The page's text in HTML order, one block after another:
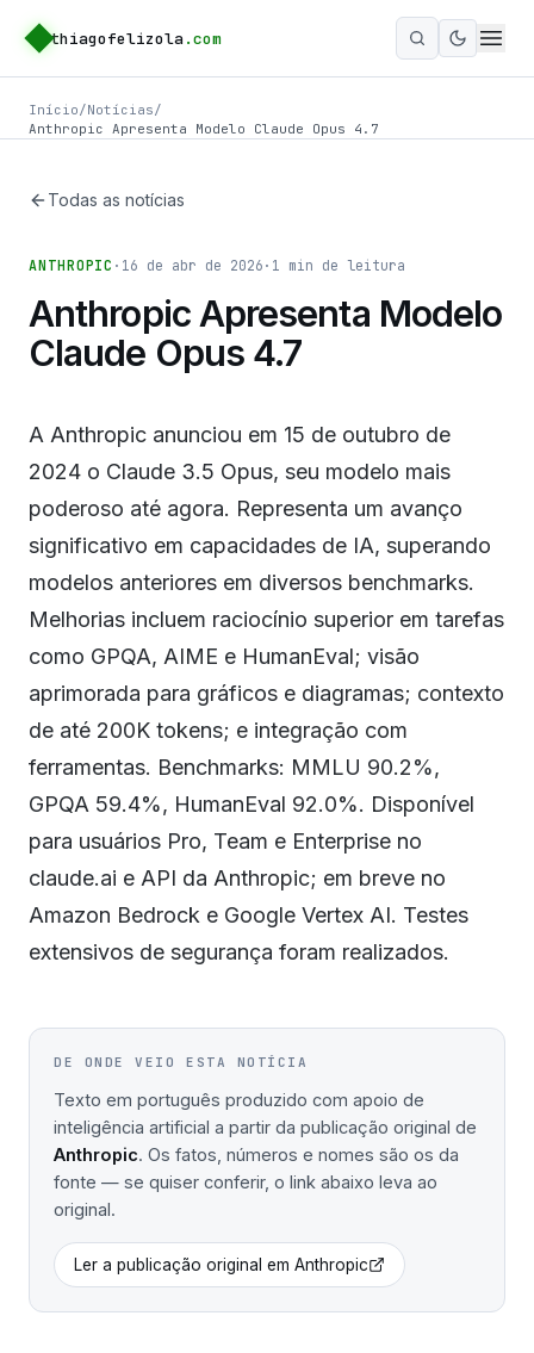
thiagofelizola .com
Ativar
Início/Notícias/
Anthropic Apresenta Modelo Claude Opus 4.7
Todas as notícias
ANTHROPIC · 16 de abr de 2026 · 1 min de leitura
Anthropic Apresenta Modelo
Claude Opus 4.7
A Anthropic anunciou em 15 de outubro de
2024 o Claude 3.5 Opus, seu modelo mais
poderoso até agora. Representa um avanço
significativo em capacidades de IA, superando
modelos anteriores em diversos benchmarks.
Melhorias incluem raciocínio superior em tarefas
como GPQA, AIME e HumanEval; visão
aprimorada para gráficos e diagramas; contexto
de até 200K tokens; e integração com
ferramentas. Benchmarks: MMLU 90.2%,
GPQA 59.4%, HumanEval 92.0%. Disponível
para usuários Pro, Team e Enterprise no
claude.ai e API da Anthropic; em breve no
Amazon Bedrock e Google Vertex AI. Testes
extensivos de segurança foram realizados.
DE ONDE VEIO ESTA NOTÍCIA
Texto em português produzido com apoio de
inteligência artificial a partir da publicação original de
Anthropic. Os fatos, números e nomes são os da
fonte — se quiser conferir, o link abaixo leva ao
original.
Ler a publicação original em Anthropic